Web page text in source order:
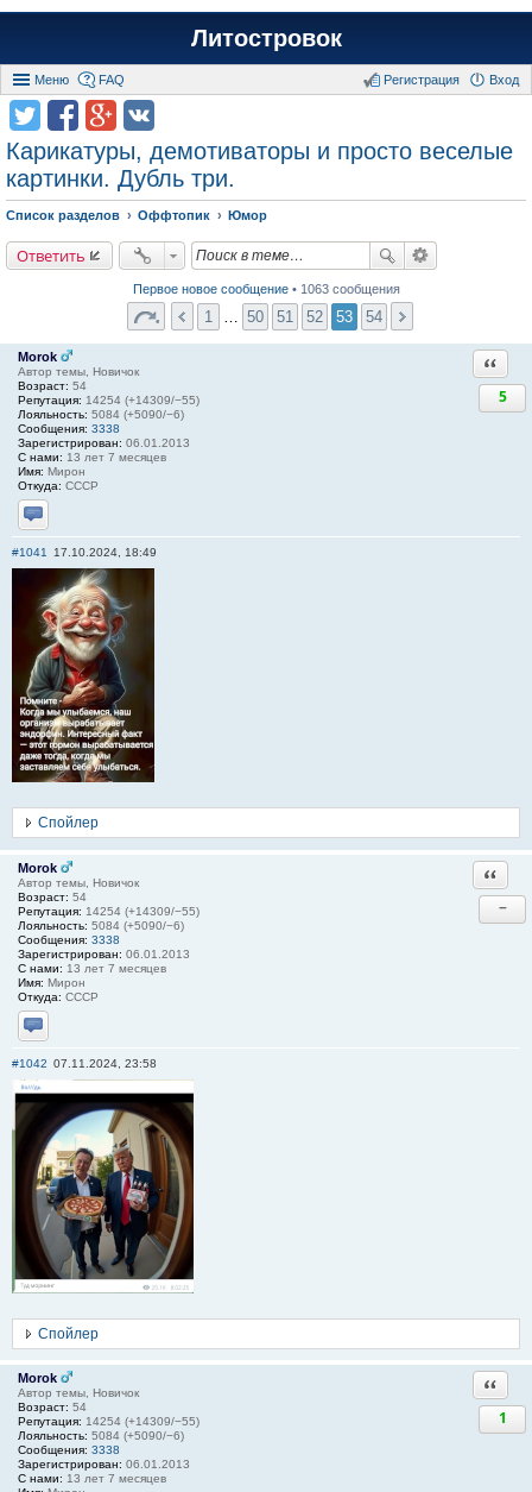
Литостровок
Меню FAQ Вход
Регистрация
Карикатуры, демотиваторы и просто веселые
картинки. Дубль три.
Список разделов Оффтопик Юмор
Ответить
Первое новое сообщение• 1063 сообщения
1 50 51 52 53 54
Morok
Автор темы, Новичок
Возраст: 54
Репутация: 14254 (+14309/−55)
Лояльность: 5084 (+5090/−6)
Сообщения: 3338
Зарегистрирован: 06.01.2013
С нами: 13 лет 7 месяцев
Имя: Мирон
Откуда: СССР
Отправить личное сообщение
5
#1041 17.10.2024, 18:49
Спойлер
Morok
Автор темы, Новичок
Возраст: 54
Репутация: 14254 (+14309/−55)
Лояльность: 5084 (+5090/−6)
Сообщения: 3338
Зарегистрирован: 06.01.2013
С нами: 13 лет 7 месяцев
Имя: Мирон
Откуда: СССР
Отправить личное сообщение
−
#1042 07.11.2024, 23:58
Спойлер
Morok
Автор темы, Новичок
Возраст: 54
Репутация: 14254 (+14309/−55)
Лояльность: 5084 (+5090/−6)
Сообщения: 3338
Зарегистрирован: 06.01.2013
С нами: 13 лет 7 месяцев
1